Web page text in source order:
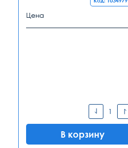
Цена
В корзину